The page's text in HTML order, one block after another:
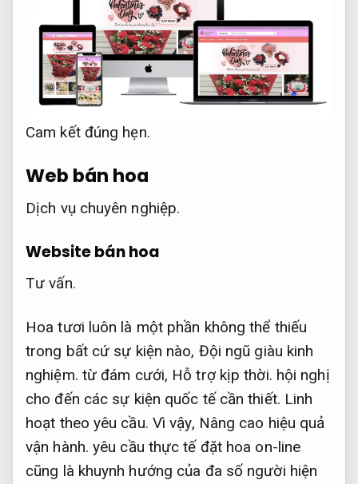
Cam kết đúng hẹn.
Web bán hoa
Dịch vụ chuyên nghiệp.
Website bán hoa
Tư vấn.
Hoa tươi luôn là một phần không thể thiếu
trong bất cứ sự kiện nào, Đội ngũ giàu kinh
nghiệm. từ đám cưới, Hỗ trợ kịp thời. hội nghị
cho đến các sự kiện quốc tế cần thiết. Linh
hoạt theo yêu cầu. Vì vậy, Nâng cao hiệu quả
vận hành. yêu cầu thực tế đặt hoa on-line
cũng là khuynh hướng của đa số người hiện